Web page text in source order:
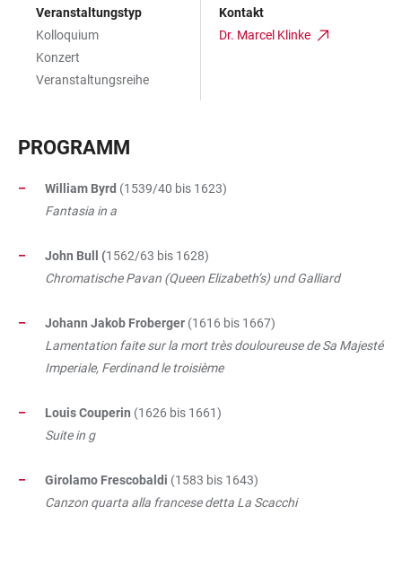
Veranstaltungstyp
Kolloquium
Konzert
Veranstaltungsreihe
Kontakt
Dr. Marcel Klinke
PROGRAMM
William Byrd (1539/40 bis 1623)
Fantasia in a
John Bull (1562/63 bis 1628)
Chromatische Pavan (Queen Elizabeth’s) und Galliard
Johann Jakob Froberger (1616 bis 1667)
Lamentation faite sur la mort très douloureuse de Sa Majesté
Imperiale, Ferdinand le troisième
Louis Couperin (1626 bis 1661)
Suite in g
Girolamo Frescobaldi (1583 bis 1643)
Canzon quarta alla francese detta La Scacchi